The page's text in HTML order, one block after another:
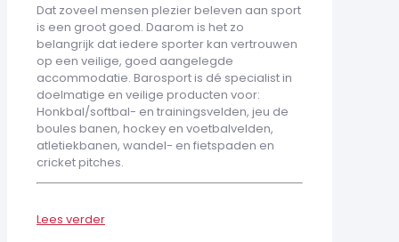
Dat zoveel mensen plezier beleven aan sport
is een groot goed. Daarom is het zo
belangrijk dat iedere sporter kan vertrouwen
op een veilige, goed aangelegde
accommodatie. Barosport is dé specialist in
doelmatige en veilige producten voor:
Honkbal/softbal- en trainingsvelden, jeu de
boules banen, hockey en voetbalvelden,
atletiekbanen, wandel- en fietspaden en
cricket pitches.
Lees verder